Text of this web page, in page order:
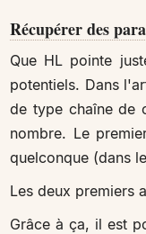
Récupérer des
Que HL pointe
potentiels. Dans
de type chaîne de
nombre. Le
quelconque (dans
Les deux premiers
Grâce à ça, il est